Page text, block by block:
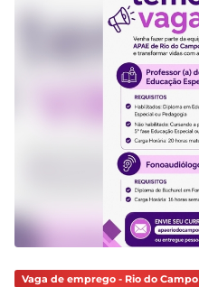
Vaga de emprego - Rio do Campo